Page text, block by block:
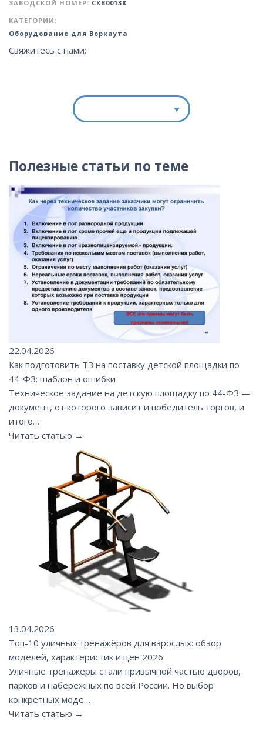
ЗАВОДСКОЙ НОМЕР: СКВ00138
КАТЕГОРИИ:
Оборудование для Воркаута
Свяжитесь с нами:
Полезные статьи по теме
22.04.2026
Как подготовить ТЗ на поставку детской площадки по
44-ФЗ: шаблон и ошибки
Техническое задание на детскую площадку по 44-ФЗ —
документ, от которого зависит и победитель торгов, и
итого…
Читать статью →
13.04.2026
Топ-10 уличных тренажёров для взрослых: обзор
моделей, характеристик и цен 2026
Уличные тренажёры стали привычной частью дворов,
парков и набережных по всей России. Но выбор
конкретных моде…
Читать статью →